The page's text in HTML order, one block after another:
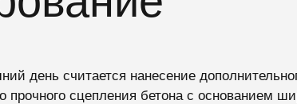
день считается нанесение
сцепления бетона с основанием